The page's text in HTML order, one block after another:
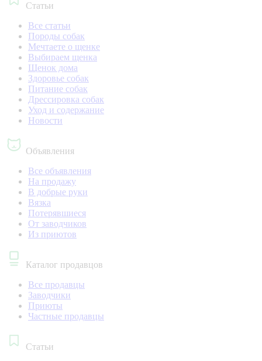
Статьи
Все статьи
Породы собак
Мечтаете о щенке
Выбираем щенка
Щенок дома
Здоровье собак
Питание собак
Дрессировка собак
Уход и содержание
Новости
Объявления
Все объявления
На продажу
В добрые руки
Вязка
Потерявшиеся
От заводчиков
Из приютов
Каталог продавцов
Все продавцы
Заводчики
Приюты
Частные продавцы
Статьи